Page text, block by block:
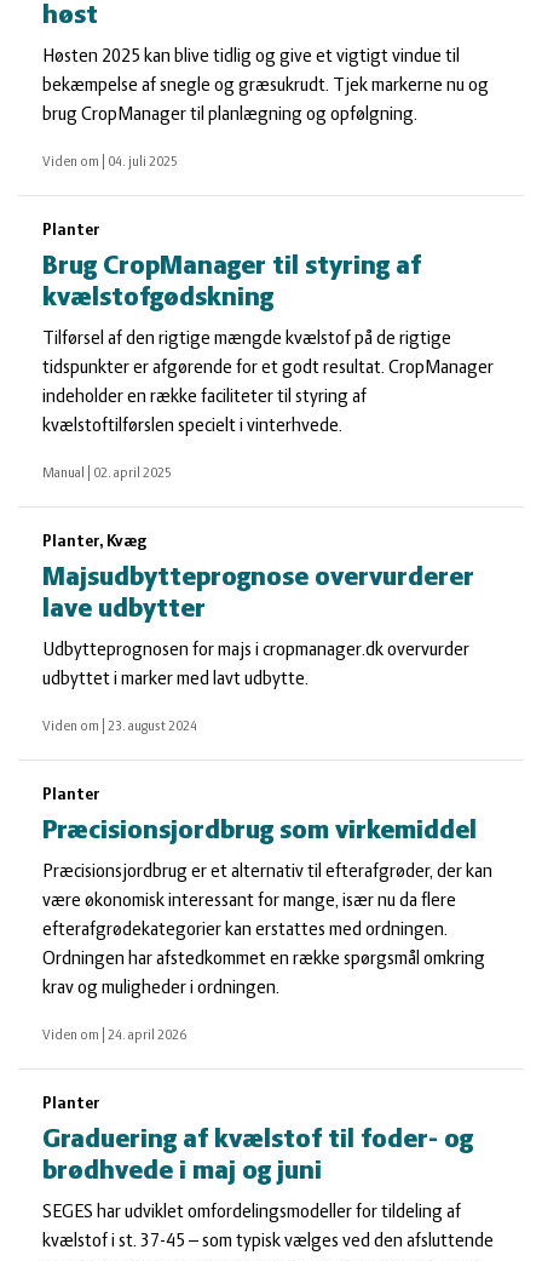
høst
Høsten 2025 kan blive tidlig og give et vigtigt vindue til
bekæmpelse af snegle og græsukrudt. Tjek markerne nu og
brug CropManager til planlægning og opfølgning.
Viden om 04. juli 2025
Planter
Brug CropManager til styring af
kvælstofgødskning
Tilførsel af den rigtige mængde kvælstof på de rigtige
tidspunkter er afgørende for et godt resultat. CropManager
indeholder en række faciliteter til styring af
kvælstoftilførslen specielt i vinterhvede.
Manual 02. april 2025
Planter, Kvæg
Majsudbytteprognose overvurderer
lave udbytter
Udbytteprognosen for majs i cropmanager.dk overvurder
udbyttet i marker med lavt udbytte.
Viden om 23. august 2024
Planter
Præcisionsjordbrug som virkemiddel
Præcisionsjordbrug er et alternativ til efterafgrøder, der kan
være økonomisk interessant for mange, især nu da flere
efterafgrødekategorier kan erstattes med ordningen.
Ordningen har afstedkommet en række spørgsmål omkring
krav og muligheder i ordningen.
Viden om 24. april 2026
Planter
Graduering af kvælstof til foder- og
brødhvede i maj og juni
SEGES har udviklet omfordelingsmodeller for tildeling af
kvælstof i st. 37-45 – som typisk vælges ved den afsluttende